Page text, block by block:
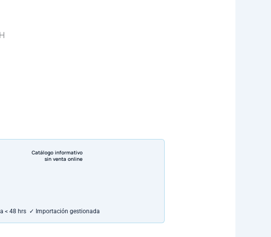
Catálogo informativo
sin venta online
< 48 hrs ✓ Importación gestionada